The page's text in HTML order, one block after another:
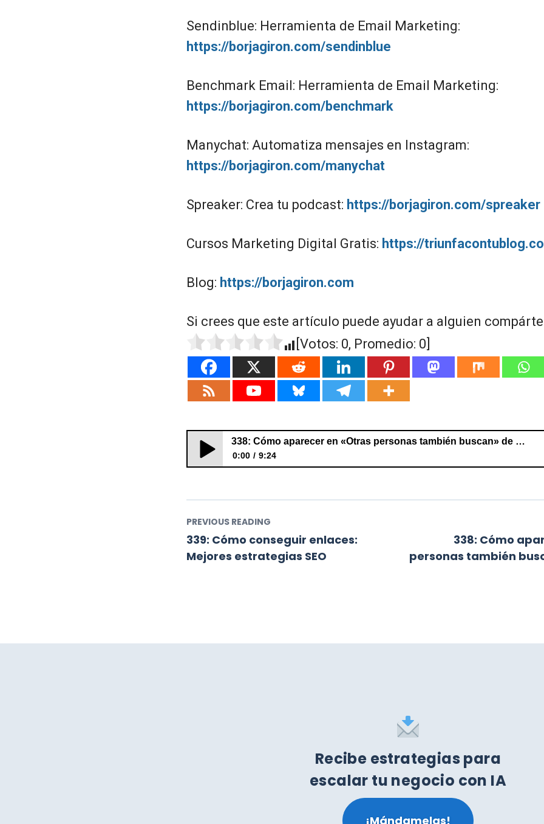
Sendinblue: Herramienta de Email Marketing:
https://borjagiron.com/sendinblue
Benchmark Email: Herramienta de Email Marketing:
https://borjagiron.com/benchmark
Manychat: Automatiza mensajes en Instagram:
https://borjagiron.com/manychat
Spreaker: Crea tu podcast: https://borjagiron.com/spreaker
Cursos Marketing Digital Gratis: https://
Blog: https://borjagiron.com
Si crees que este artículo puede ayudar a alguien
[Votos: 0, Promedio: 0
338: Cómo aparecer en «Otras personas también buscan» de Google
0:00 9:24
PREVIOUS READING
339: Cómo conseguir enlaces:
Mejores estrategias SEO
338: Cómo
personas también
Recibe estrategias para
escalar tu negocio con IA
¡Mándamelas!